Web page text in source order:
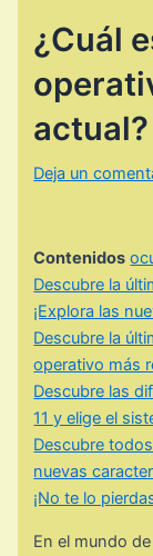
¿Cuál
actual?
Deja un
Contenidos
Descubre la
¡Explora las
Descubre la
operativo más
Descubre las
11 y elige el
Descubre
nuevas
¡No te lo
En el mundo